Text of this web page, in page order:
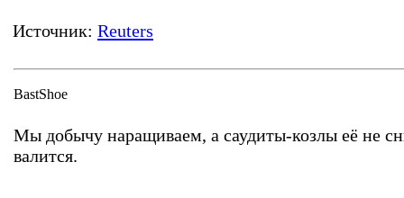
Источник: Reuters
BastShoe
Мы добычу наращиваем, а саудиты-козлы её не
валится.